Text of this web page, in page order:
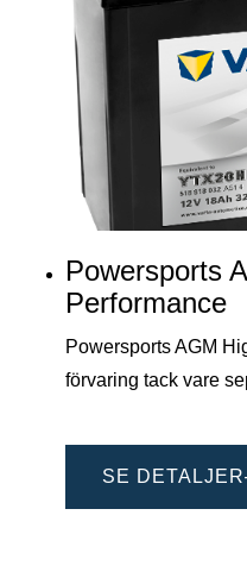
Powersports
Performance
Powersports AGM
förvaring tack vare
SE DETALJER